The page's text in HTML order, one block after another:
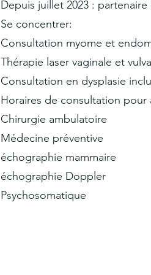
Depuis juillet 2023 :
Se concentrer:
Consultation myome et
Thérapie laser vaginale et
Consultation en dysplasie
Horaires de consultation pour
Chirurgie ambulatoire
Médecine préventive
échographie mammaire
échographie Doppler
Psychosomatique